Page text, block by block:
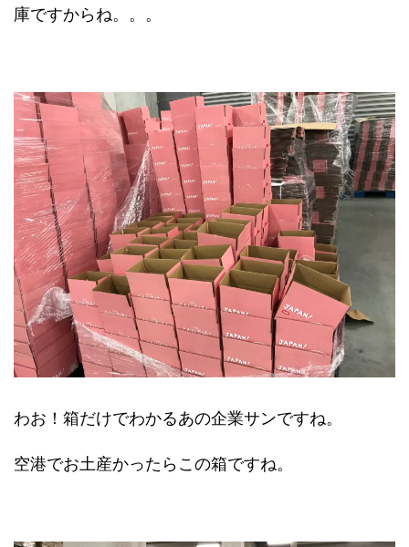
庫ですからね。。。
わお！箱だけでわかるあの企業サンですね。
空港でお土産かったらこの箱ですね。